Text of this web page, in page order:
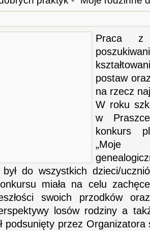
Praca z
postaw
na rzecz
W roku
w
konkurs
„Moje
był do wszystkich dzieci/
miała na celu
swoich przodków
losów rodziny a
podsunięty przez Organizatora